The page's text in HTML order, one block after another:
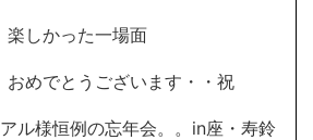
楽しかった一場面
でとうございます・・祝
ル様恒例の忘年会。。in座・寿鈴